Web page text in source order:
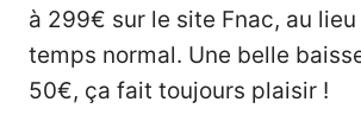
à 299€ sur le site Fnac, au
temps normal. Une belle
50€, ça fait toujours plaisir !